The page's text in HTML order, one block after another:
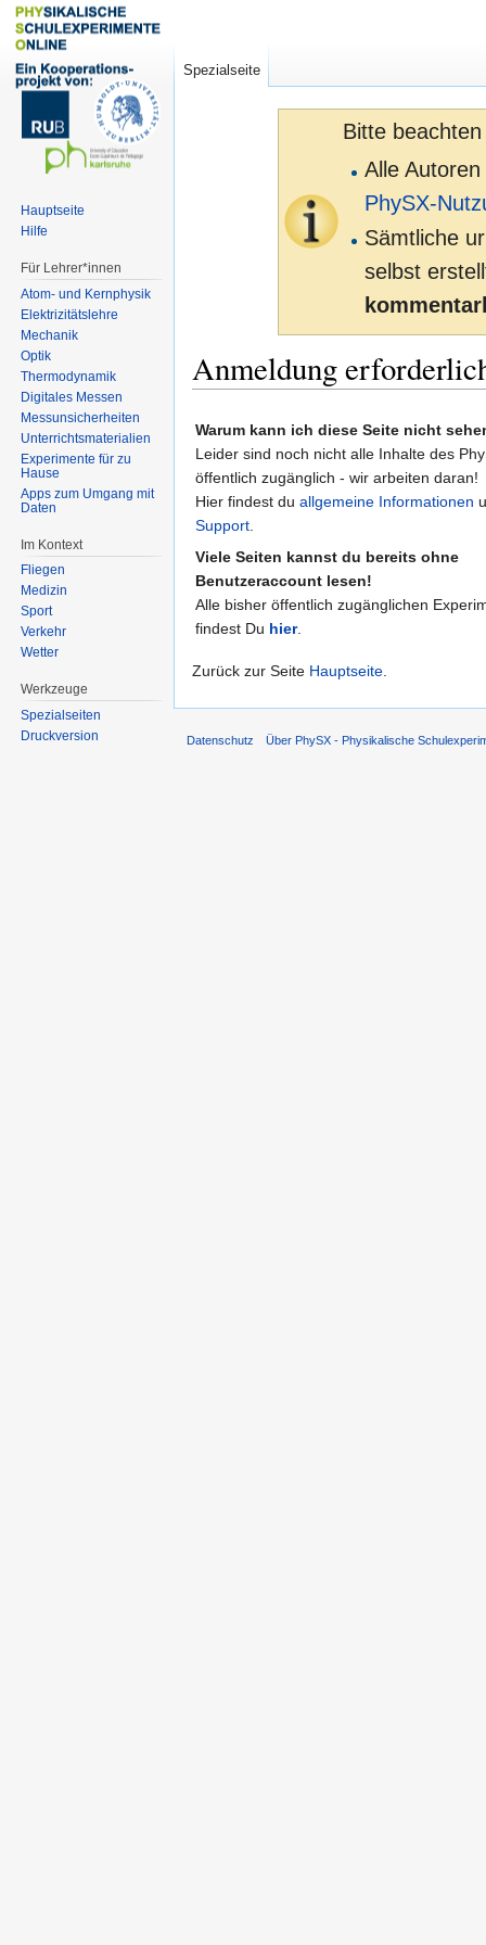
Bitte
Alle
PhySX-
Sämtliche
selbst
Anmeldung
Warum kann ich diese Seite nicht
Leider sind noch nicht alle Inhalte des
öffentlich zugänglich - wir arbeiten daran!
Hier findest du allgemeine Informationen
Support
Viele Seiten kannst du bereits ohne
Benutzeraccount lesen!
Alle bisher öffentlich zugänglichen
findest Du hier.
Zurück zur Seite Hauptseite
Spezialseite
Hauptseite
Hilfe
Für Lehrer*innen
Atom- und Kernphysik
Elektrizitätslehre
Mechanik
Optik
Thermodynamik
Digitales Messen
Messunsicherheiten
Unterrichtsmaterialien
Experimente für zu
Hause
Apps zum Umgang mit
Daten
Im Kontext
Fliegen
Medizin
Sport
Verkehr
Wetter
Werkzeuge
Spezialseiten
Druckversion
Datenschutz Über PhySX - Physikalische